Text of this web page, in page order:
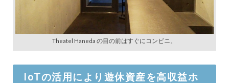
Theatel Haneda の目の前はすぐにコンビニ。
IoTの活用により遊休資産を高収益ホ